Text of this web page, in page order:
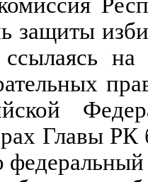
защиты
ссылаясь
Главы РК